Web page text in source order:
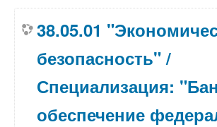
38.05.01
безопасность" /
Специализация:
обеспечение